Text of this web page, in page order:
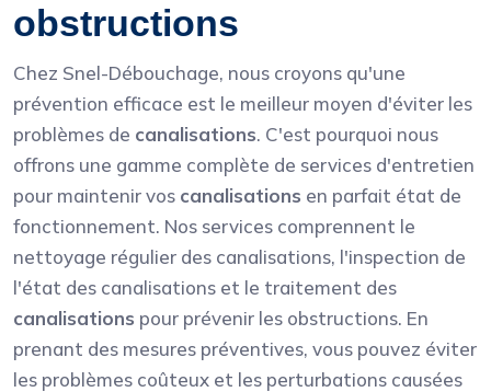
obstructions
Chez Snel-Débouchage, nous croyons qu'une
prévention efficace est le meilleur moyen d'éviter les
problèmes de canalisations. C'est pourquoi nous
offrons une gamme complète de services d'entretien
pour maintenir vos canalisations en parfait état de
fonctionnement. Nos services comprennent le
nettoyage régulier des canalisations, l'inspection de
l'état des canalisations et le traitement des
canalisations pour prévenir les obstructions. En
prenant des mesures préventives, vous pouvez éviter
les problèmes coûteux et les perturbations causées